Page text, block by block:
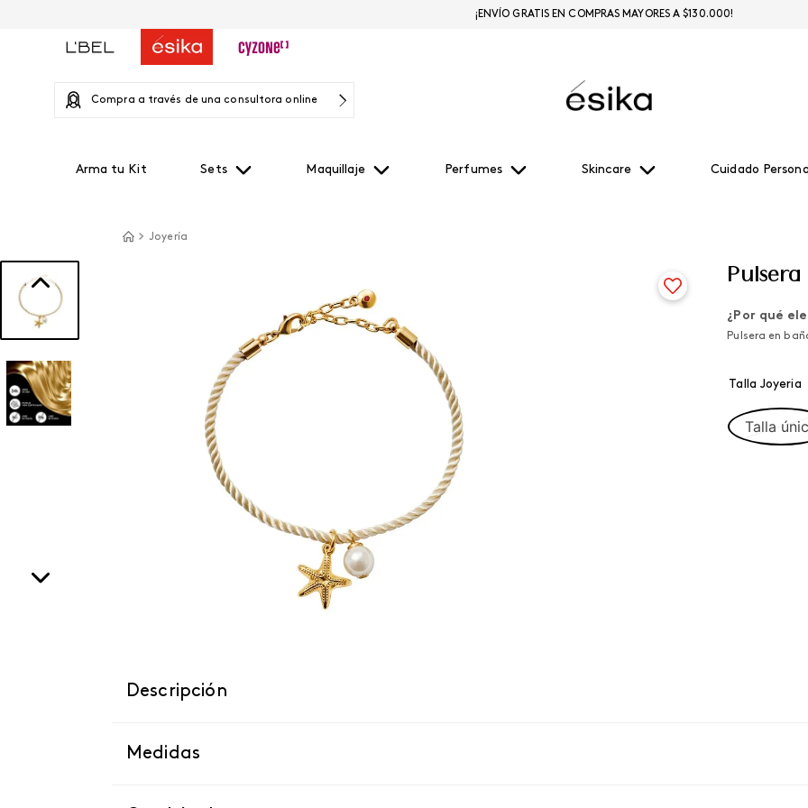
Compra a través de una consultora online
Arma tu Kit Sets Maquillaje Perfumes Skincare Cuidado
¡ENVÍO GRATIS EN COMPRAS MAYORES A $130.000!
Joyería
¿Por qué
Pulsera en
Talla Joyeria
Talla
Descripción
Medidas